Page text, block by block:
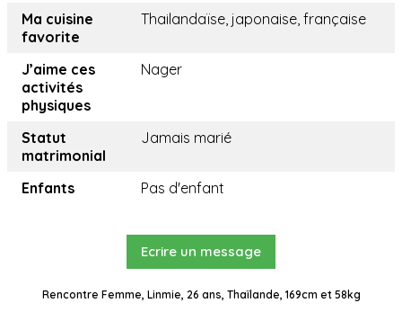
Ma cuisine
favorite
Thailandaïse, japonaise, française
J’aime ces
activités
physiques
Nager
Statut
matrimonial
Jamais marié
Enfants Pas d'enfant
Ecrire un message
Rencontre Femme, Linmie, 26 ans, Thaïlande, 169cm et 58kg